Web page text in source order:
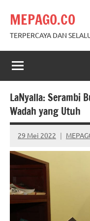
content
MEPAGO.CO
TERPERCAYA DAN
LaNyalla: Serambi
Wadah yang Utuh
29 Mei 2022
No
comments